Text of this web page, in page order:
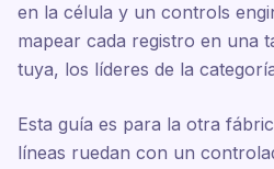
en la célula y un controls
mapear cada registro en una
tuya, los líderes de la
Esta guía es para la otra
líneas ruedan con un